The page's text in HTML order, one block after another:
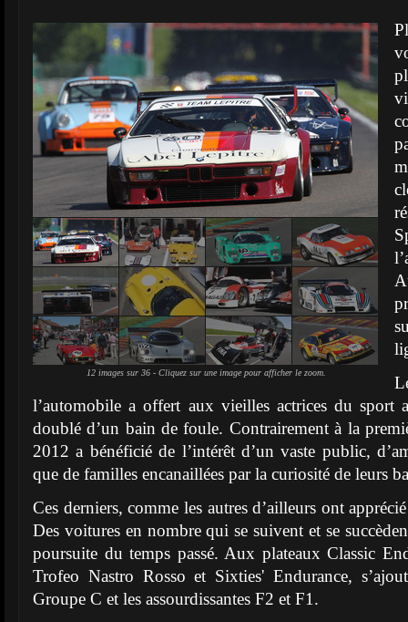
12 images sur 36 - Cliquez sur une image pour afficher le zoom.
l’automobile a offert aux vieilles actrices du sport
doublé d’un bain de foule. Contrairement à la
2012 a bénéficié de l’intérêt d’un vaste public,
que de familles encanaillées par la curiosité de leurs
Ces derniers, comme les autres d’ailleurs ont
Des voitures en nombre qui se suivent et se
poursuite du temps passé. Aux plateaux Classic
Trofeo Nastro Rosso et Sixties' Endurance,
Groupe C et les assourdissantes F2 et F1.